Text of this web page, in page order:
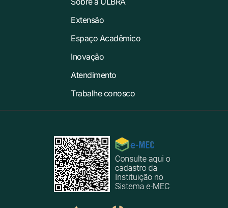
Extensão
Espaço Acadêmico
Inovação
Atendimento
Trabalhe conosco